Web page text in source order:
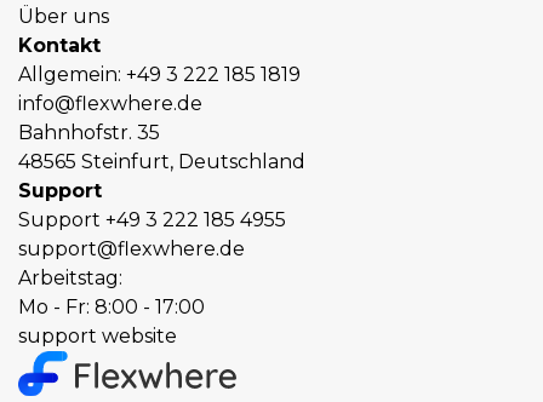
Über uns
Kontakt
Allgemein: +49 3 222 185 1819
info@flexwhere.de
Bahnhofstr. 35
48565 Steinfurt, Deutschland
Support
Support +49 3 222 185 4955
support@flexwhere.de
Arbeitstag:
Mo - Fr: 8:00 - 17:00
support website